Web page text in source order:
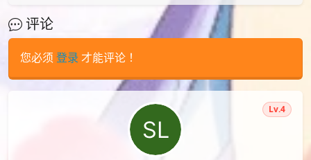
评论
您必须 登录 才能评论！
Lv.4